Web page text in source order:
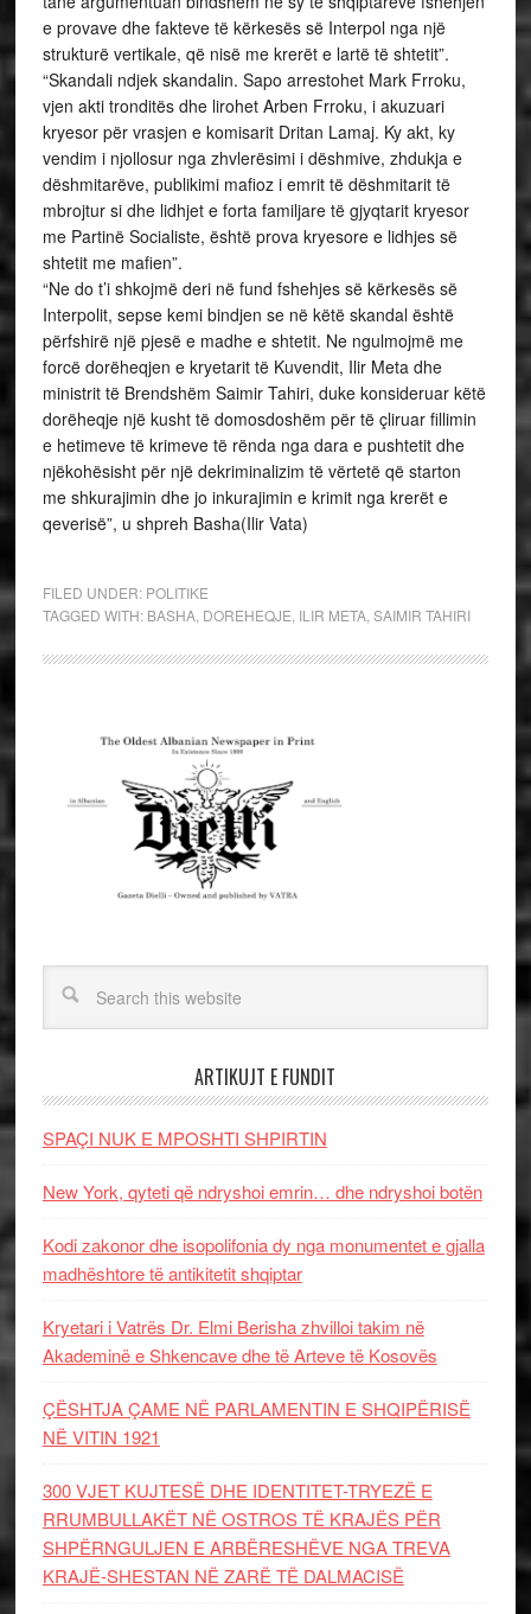
e provave dhe fakteve të kërkesës së Interpol nga një
strukturë vertikale, që nisë me krerët e lartë të shtetit”.
“Skandali ndjek skandalin. Sapo arrestohet Mark Frroku,
vjen akti tronditës dhe lirohet Arben Frroku, i akuzuari
kryesor për vrasjen e komisarit Dritan Lamaj. Ky akt, ky
vendim i njollosur nga zhvlerësimi i dëshmive, zhdukja e
dëshmitarëve, publikimi mafioz i emrit të dëshmitarit të
mbrojtur si dhe lidhjet e forta familjare të gjyqtarit kryesor
me Partinë Socialiste, është prova kryesore e lidhjes së
shtetit me mafien”.
“Ne do t’i shkojmë deri në fund fshehjes së kërkesës së
Interpolit, sepse kemi bindjen se në këtë skandal është
përfshirë një pjesë e madhe e shtetit. Ne ngulmojmë me
forcë dorëheqjen e kryetarit të Kuvendit, Ilir Meta dhe
ministrit të Brendshëm Saimir Tahiri, duke konsideruar këtë
dorëheqje një kusht të domosdoshëm për të çliruar fillimin
e hetimeve të krimeve të rënda nga dara e pushtetit dhe
njëkohësisht për një dekriminalizim të vërtetë që starton
me shkurajimin dhe jo inkurajimin e krimit nga krerët e
qeverisë”, u shpreh Basha(Ilir Vata)
FILED UNDER: POLITIKE
TAGGED WITH: BASHA, DOREHEQJE ILIR META, SAIMIR TAHIRI
ARTIKUJT E FUNDIT
SPAÇI NUK E MPOSHTI SHPIRTIN
New York, qyteti që ndryshoi emrin… dhe ndryshoi botën
Kodi zakonor dhe isopolifonia dy nga monumentet e gjalla
madhështore të antikitetit shqiptar
Kryetari i Vatrës Dr. Elmi Berisha zhvilloi takim në
Akademinë e Shkencave dhe të Arteve të Kosovës
ÇËSHTJA ÇAME NË PARLAMENTIN E SHQIPËRISË
NË VITIN 1921
300 VJET KUJTESË DHE IDENTITET-TRYEZË E
RRUMBULLAKËT NË OSTROS TË KRAJËS PËR
SHPËRNGULJEN E ARBËRESHËVE NGA TREVA
KRAJË-SHESTAN NË ZARË TË DALMACISË